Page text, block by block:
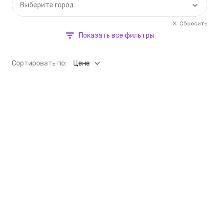
Выберите город
Сбросить
Показать все фильтры
Cортировать по: Цене